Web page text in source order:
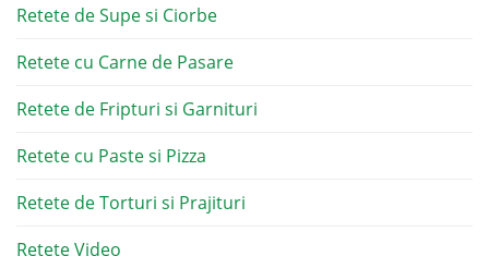
Retete de Supe si Ciorbe
Retete cu Carne de Pasare
Retete de Fripturi si Garnituri
Retete cu Paste si Pizza
Retete de Torturi si Prajituri
Retete Video